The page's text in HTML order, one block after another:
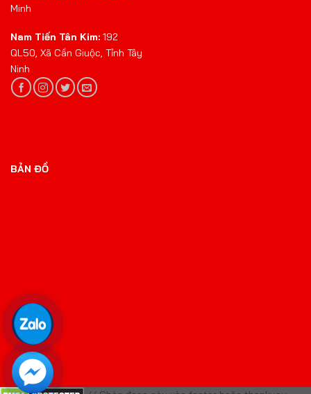
Minh
Nam Tiến Tân Kim: 192
QL50, Xã Cần Giuộc, Tỉnh Tây
Ninh
BẢN ĐỒ